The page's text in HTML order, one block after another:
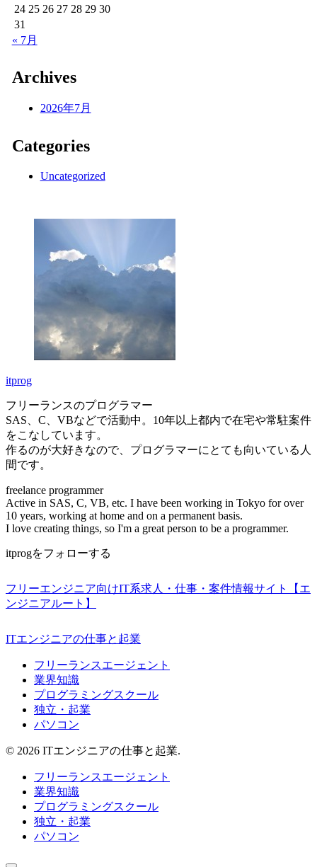
24 25 26 27 28 29 30
31
« 7月
Archives
2026年7月
Categories
Uncategorized
itprog
フリーランスのプログラマー
SAS、C、VBなどで活動中。10年以上都内で在宅や常駐案件
をこなしています。
作るのが大好きなので、プログラマーにとても向いている人
間です。
freelance programmer
Active in SAS, C, VB, etc. I have been working in Tokyo for over
10 years, working at home and on a permanent basis.
I love creating things, so I'm a great person to be a programmer.
itprogをフォローする
フリーエンジニア向けIT系求人・仕事・案件情報サイト【エ
ンジニアルート】
ITエンジニアの仕事と起業
フリーランスエージェント
業界知識
プログラミングスクール
独立・起業
パソコン
© 2026 ITエンジニアの仕事と起業.
フリーランスエージェント
業界知識
プログラミングスクール
独立・起業
パソコン